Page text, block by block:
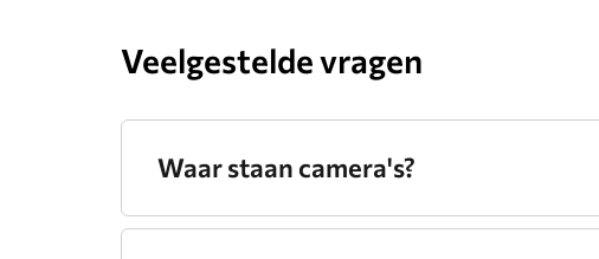
Veelgestelde vragen
Waar staan camera's?